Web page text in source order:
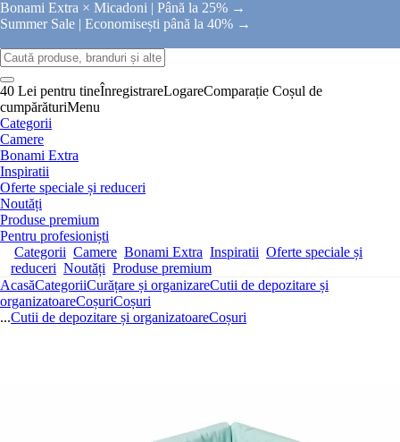
Bonami Extra × Micadoni | Până la 25% →
Summer Sale | Economisești până la 40% →
40 Lei pentru tineÎnregistrareLogareComparație Coșul de
cumpărăturiMenu
Categorii
Camere
Bonami Extra
Inspiratii
Oferte speciale și reduceri
Noutăți
Produse premium
Pentru profesioniști
Categorii Camere Bonami Extra Inspiratii Oferte speciale și
reduceri Noutăți Produse premium
AcasăCategoriiCurățare și organizareCutii de depozitare și
organizatoareCoșuriCoșuri
...Cutii de depozitare și organizatoareCoșuri